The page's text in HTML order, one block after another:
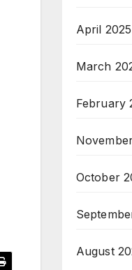
April 2025
March
February
October
August